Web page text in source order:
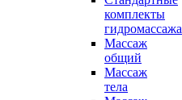
комплекты
гидромассажа
Массаж
общий
Массаж
тела